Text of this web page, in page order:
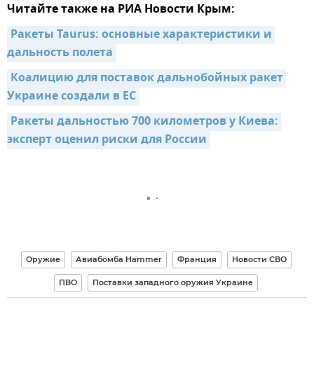
Читайте также на РИА Новости Крым:
Ракеты Taurus: основные характеристики и
дальность полета
Коалицию для поставок дальнобойных ракет
Украине создали в ЕС
Ракеты дальностью 700 километров у Киева:
эксперт оценил риски для России
Оружие Авиабомба Hammer Франция Новости СВО
ПВО Поставки западного оружия Украине